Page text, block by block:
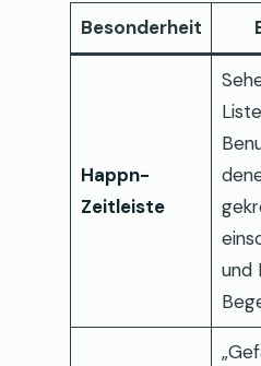
Besonderheit
Happn-
Zeitleiste
und